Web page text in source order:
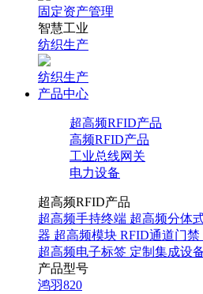
固定资产管理
智慧工业
纺织生产
纺织生产
产品中心
超高频RFID产品
高频RFID产品
工业总线网关
电力设备
超高频RFID产品
超高频手持终端 超高频分体
器 超高频模块 RFID通道门禁
超高频电子标签 定制集成设
产品型号
鸿羽820